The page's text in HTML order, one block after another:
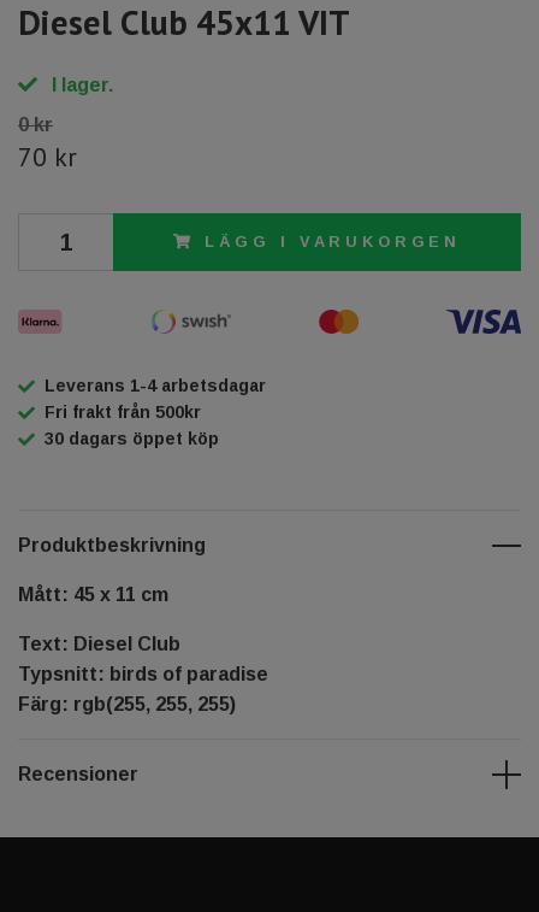
Diesel Club 45x11 VIT
I lager.
0 kr
70 kr
LÄGG I VARUKORGEN
Leverans 1-4 arbetsdagar
Fri frakt från 500kr
30 dagars öppet köp
Produktbeskrivning
Mått: 45 x 11 cm
Text: Diesel Club
Typsnitt: birds of paradise
Färg: rgb(255, 255, 255)
Recensioner